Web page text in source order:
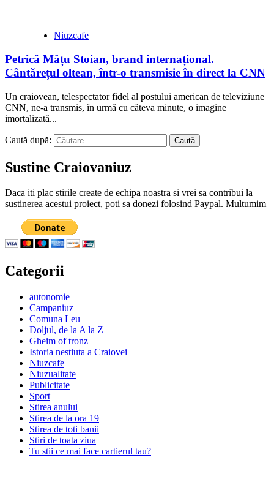
Niuzcafe
Petrică Mâțu Stoian, brand internațional.
Cântărețul oltean, într-o transmisie în direct la CNN
Un craiovean, telespectator fidel al postului american de televiziune
CNN, ne-a transmis, în urmă cu câteva minute, o imagine
imortalizată...
Caută după:
Sustine Craiovaniuz
Daca iti plac stirile create de echipa noastra si vrei sa contribui la
sustinerea acestui proiect, poti sa donezi folosind Paypal. Multumim
Categorii
autonomie
Campaniuz
Comuna Leu
Doljul, de la A la Z
Gheim of tronz
Istoria nestiuta a Craiovei
Niuzcafe
Niuzualitate
Publicitate
Sport
Stirea anului
Stirea de la ora 19
Stirea de toti banii
Stiri de toata ziua
Tu stii ce mai face cartierul tau?